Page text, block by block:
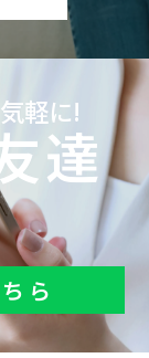
軽に!
達
ら